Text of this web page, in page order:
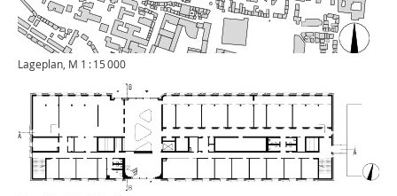
Lageplan, M 1 : 15 000